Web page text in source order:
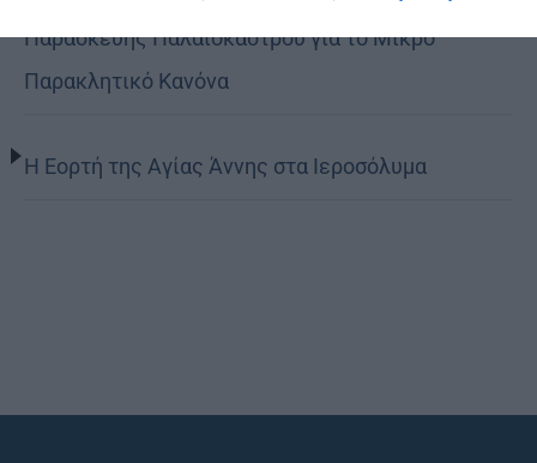
Παρασκευής Παλαιοκάστρου για το Μικρό
Παρακλητικό Κανόνα
Η Εορτή της Αγίας Άννης στα Ιεροσόλυμα